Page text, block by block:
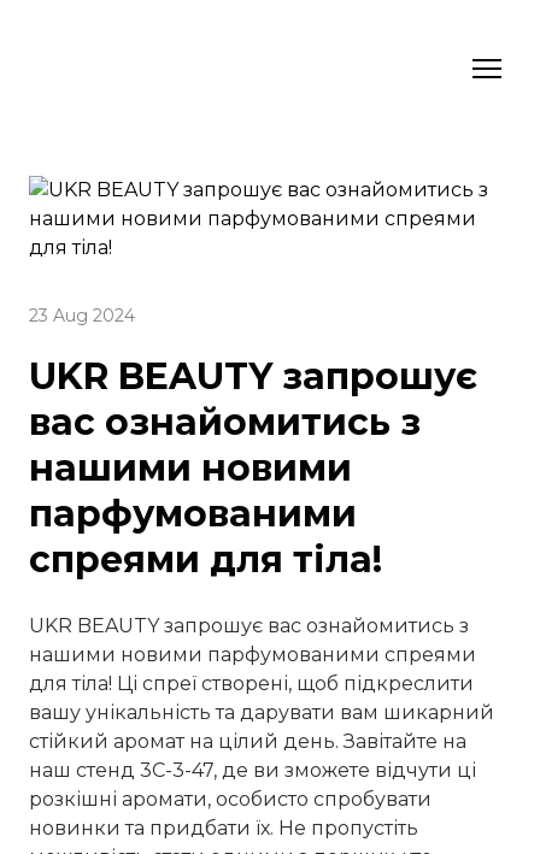
23 Aug 2024
UKR BEAUTY запрошує
вас ознайомитись з
нашими новими
парфумованими
спреями для тіла!
UKR BEAUTY запрошує вас ознайомитись з
нашими новими парфумованими спреями
для тіла! Ці спреї створені, щоб підкреслити
вашу унікальність та дарувати вам шикарний
стійкий аромат на цілий день. Завітайте на
наш стенд 3С-3-47, де ви зможете відчути ці
розкішні аромати, особисто спробувати
новинки та придбати їх. Не пропустіть